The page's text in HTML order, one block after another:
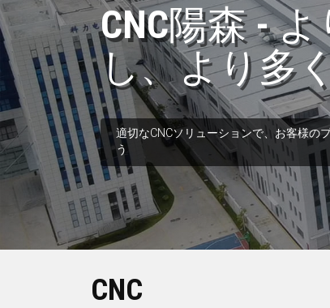
CNC陽森 -
し、より多
適切なCNCソリューションで、お客様の
う
CNC